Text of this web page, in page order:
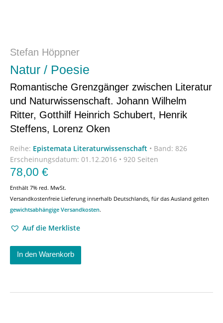
Stefan Höppner
Natur / Poesie
Romantische Grenzgänger zwischen Literatur
und Naturwissenschaft. Johann Wilhelm
Ritter, Gotthilf Heinrich Schubert, Henrik
Steffens, Lorenz Oken
Reihe: Epistemata Literaturwissenschaft • Band: 826
Erscheinungsdatum: 01.12.2016 • 920 Seiten
78,00 €
Enthält 7% red. MwSt.
Versandkostenfreie Lieferung innerhalb Deutschlands, für das Ausland gelten
gewichtsabhängige Versandkosten.
Auf die Merkliste
In den Warenkorb